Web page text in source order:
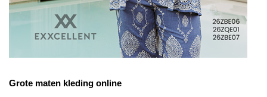
Grote maten kleding online